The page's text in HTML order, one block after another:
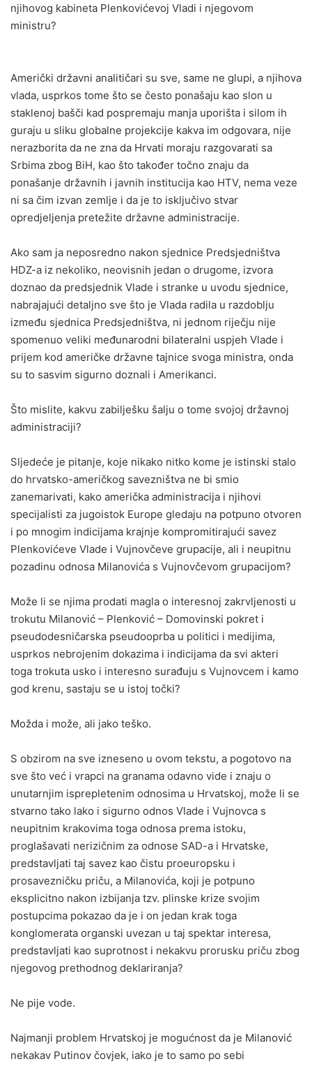
njihovog kabineta Plenkovićevoj Vladi i njegovom
ministru?
Američki državni analitičari su sve, same ne glupi, a njihova
vlada, usprkos tome što se često ponašaju kao slon u
staklenoj bašči kad pospremaju manja uporišta i silom ih
guraju u sliku globalne projekcije kakva im odgovara, nije
nerazborita da ne zna da Hrvati moraju razgovarati sa
Srbima zbog BiH, kao što također točno znaju da
ponašanje državnih i javnih institucija kao HTV, nema veze
ni sa čim izvan zemlje i da je to isključivo stvar
opredjeljenja pretežite državne administracije.
Ako sam ja neposredno nakon sjednice Predsjedništva
HDZ-a iz nekoliko, neovisnih jedan o drugome, izvora
doznao da predsjednik Vlade i stranke u uvodu sjednice,
nabrajajući detaljno sve što je Vlada radila u razdoblju
između sjednica Predsjedništva, ni jednom riječju nije
spomenuo veliki međunarodni bilateralni uspjeh Vlade i
prijem kod američke državne tajnice svoga ministra, onda
su to sasvim sigurno doznali i Amerikanci.
Što mislite, kakvu zabilješku šalju o tome svojoj državnoj
administraciji?
Sljedeće je pitanje, koje nikako nitko kome je istinski stalo
do hrvatsko-američkog savezništva ne bi smio
zanemarivati, kako američka administracija i njihovi
specijalisti za jugoistok Europe gledaju na potpuno otvoren
i po mnogim indicijama krajnje kompromitirajući savez
Plenkovićeve Vlade i Vujnovčeve grupacije, ali i neupitnu
pozadinu odnosa Milanovića s Vujnovčevom grupacijom?
Može li se njima prodati magla o interesnoj zakrvljenosti u
trokutu Milanović – Plenković – Domovinski pokret i
pseudodesničarska pseudooprba u politici i medijima,
usprkos nebrojenim dokazima i indicijama da svi akteri
toga trokuta usko i interesno surađuju s Vujnovcem i kamo
god krenu, sastaju se u istoj točki?
Možda i može, ali jako teško.
S obzirom na sve izneseno u ovom tekstu, a pogotovo na
sve što već i vrapci na granama odavno vide i znaju o
unutarnjim isprepletenim odnosima u Hrvatskoj, može li se
stvarno tako lako i sigurno odnos Vlade i Vujnovca s
neupitnim krakovima toga odnosa prema istoku,
proglašavati nerizičnim za odnose SAD-a i Hrvatske,
predstavljati taj savez kao čistu proeuropsku i
prosavezničku priču, a Milanovića, koji je potpuno
eksplicitno nakon izbijanja tzv. plinske krize svojim
postupcima pokazao da je i on jedan krak toga
konglomerata organski uvezan u taj spektar interesa,
predstavljati kao suprotnost i nekakvu prorusku priču zbog
njegovog prethodnog deklariranja?
Ne pije vode.
Najmanji problem Hrvatskoj je mogućnost da je Milanović
nekakav Putinov čovjek, iako je to samo po sebi